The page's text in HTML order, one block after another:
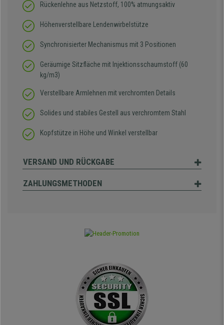
Rückenlehne aus Netzstoff, 100% atmungsaktiv
Höhenverstellbare Lendenwirbelstütze
Synchronisierter Mechanismus mit 3 Positionen
Geräumige Sitzfläche mit Injektionsschaumstoff (60
kg/m3)
Verstellbare Armlehnen mit verchromten Details
Solides und stabiles Gestell aus verchromtem Stahl
Kopfstütze in Höhe und Winkel verstellbar
VERSAND UND RÜCKGABE
ZAHLUNGSMETHODEN